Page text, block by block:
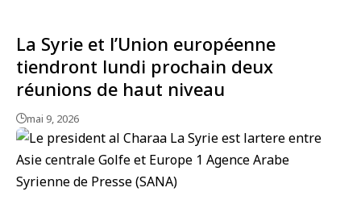
La Syrie et l’Union européenne
tiendront lundi prochain deux
réunions de haut niveau
mai 9, 2026